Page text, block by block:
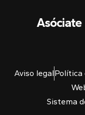
Asóciate
Aviso legalPolítica
Sistema